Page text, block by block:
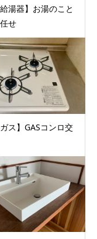
給湯器】お湯のこと
せ
ガス】GASコンロ交